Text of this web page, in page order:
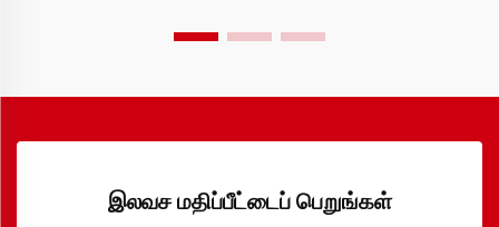
இலவச மதிப்பீட்டைப் பெறுங்கள்